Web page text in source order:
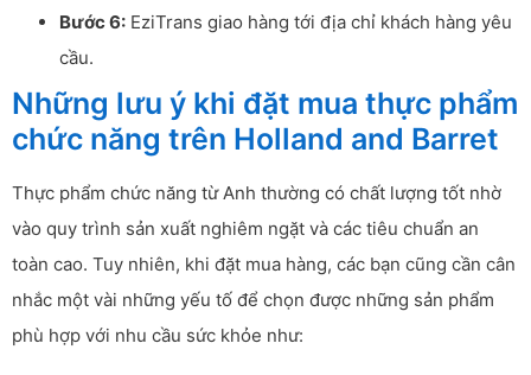
Bước 6: EziTrans giao hàng tới địa chỉ khách hàng yêu
cầu.
Những lưu ý khi đặt mua thực phẩm
chức năng trên Holland and Barret
Thực phẩm chức năng từ Anh thường có chất lượng tốt nhờ
vào quy trình sản xuất nghiêm ngặt và các tiêu chuẩn an
toàn cao. Tuy nhiên, khi đặt mua hàng, các bạn cũng cần cân
nhắc một vài những yếu tố để chọn được những sản phẩm
phù hợp với nhu cầu sức khỏe như: